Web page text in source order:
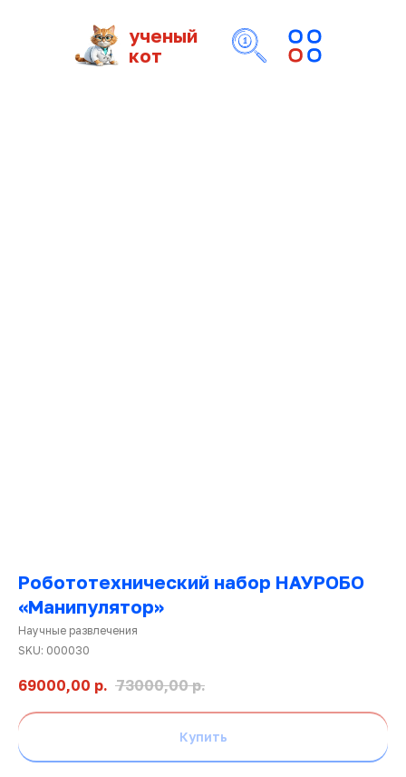
ученый
кот
Робототехнический набор НАУРОБО
«Манипулятор»
Научные развлечения
SKU: 000030
69000,00 р. 73000,00 р.
Купить